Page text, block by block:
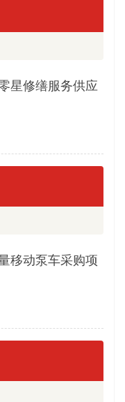
星修缮服务供应
移动泵车采购项